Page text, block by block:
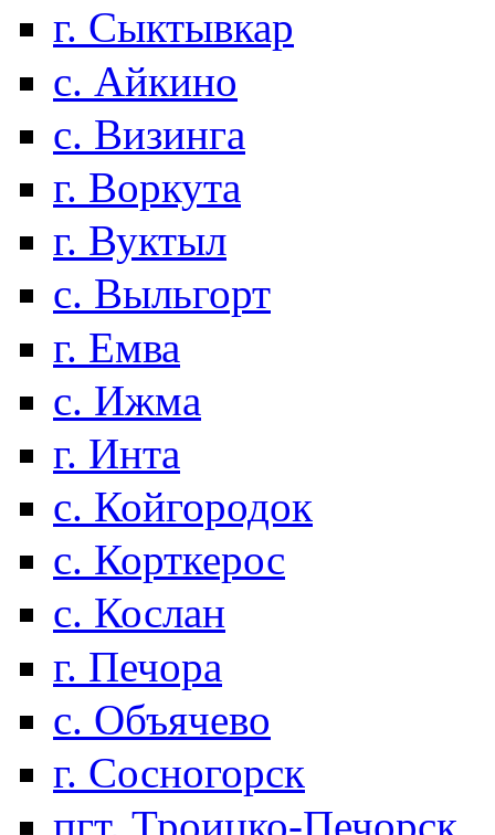
г. Сыктывкар
с. Айкино
с. Визинга
г. Воркута
г. Вуктыл
с. Выльгорт
г. Емва
с. Ижма
г. Инта
с. Койгородок
с. Корткерос
с. Кослан
г. Печора
с. Объячево
г. Сосногорск